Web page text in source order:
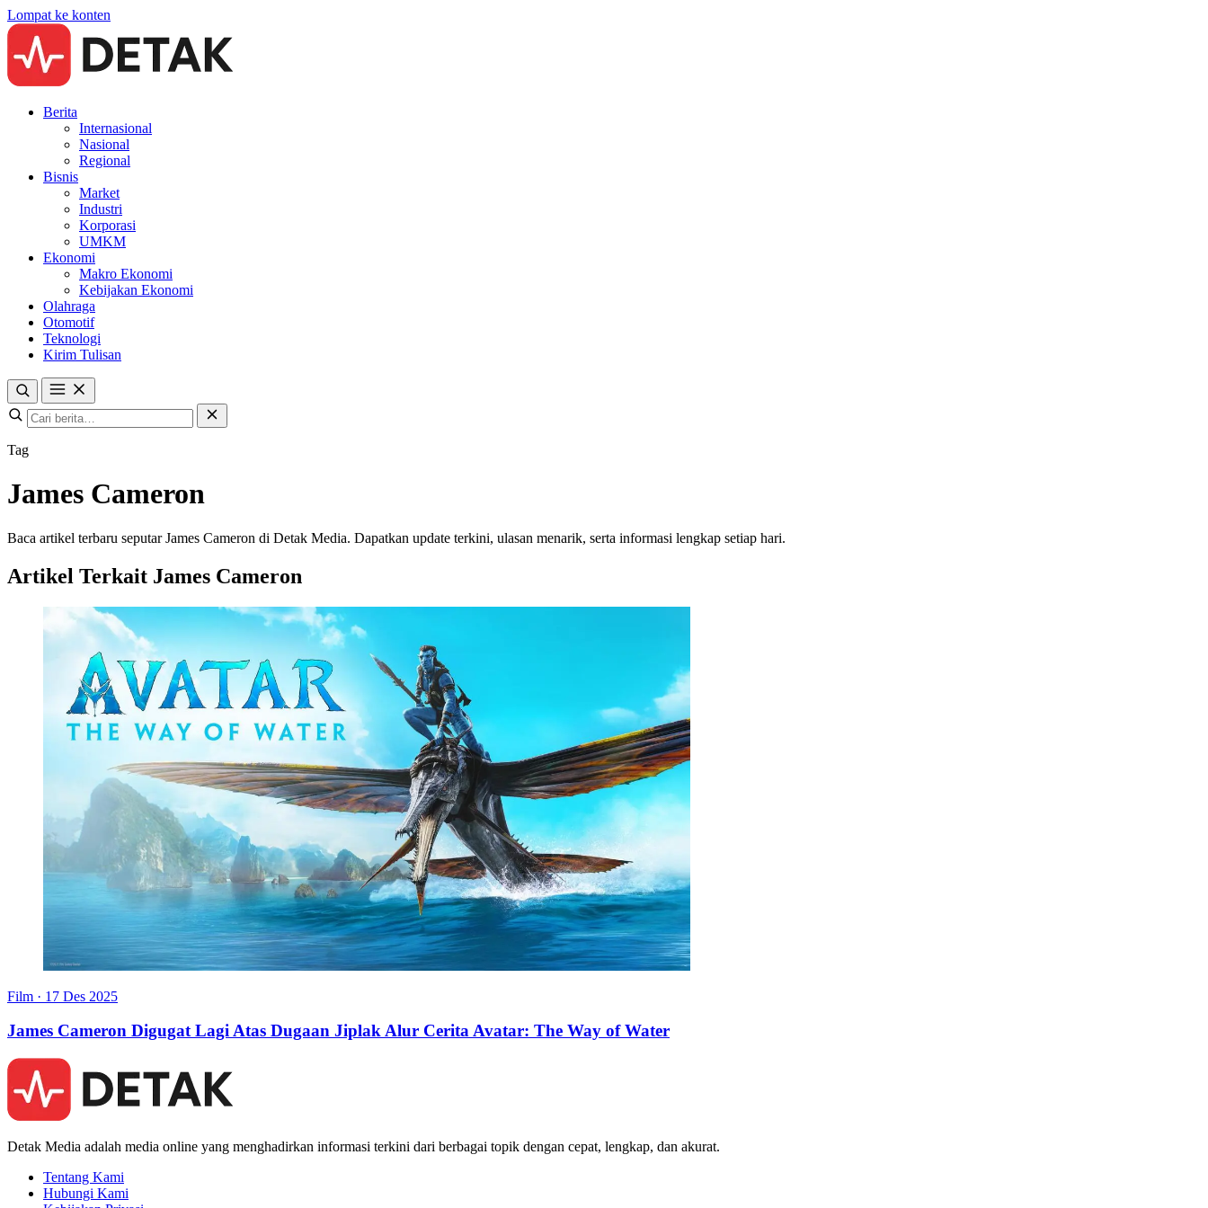
Lompat ke konten
Berita
Internasional
Nasional
Regional
Bisnis
Market
Industri
Korporasi
UMKM
Ekonomi
Makro Ekonomi
Kebijakan Ekonomi
Olahraga
Otomotif
Teknologi
Kirim Tulisan
Tag
James Cameron
Baca artikel terbaru seputar James Cameron di Detak Media. Dapatkan update terkini, ulasan menarik, serta informasi lengkap setiap hari.
Artikel Terkait James Cameron
Film · 17 Des 2025
James Cameron Digugat Lagi Atas Dugaan Jiplak Alur Cerita Avatar: The Way of Water
Detak Media adalah media online yang menghadirkan informasi terkini dari berbagai topik dengan cepat, lengkap, dan akurat.
Tentang Kami
Hubungi Kami